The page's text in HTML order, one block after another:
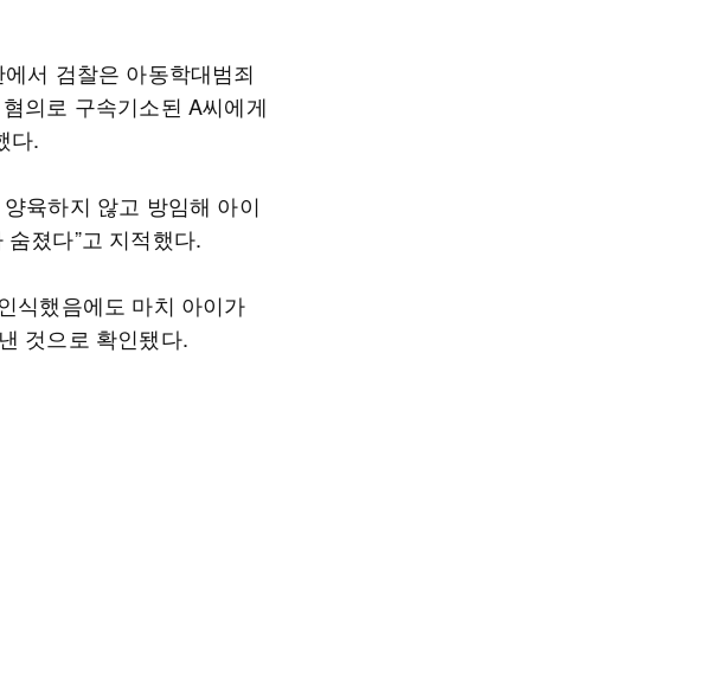
서 검찰은 아동학대범죄
의로 구속기소된 A씨에게
다.
육하지 않고 방임해 아이
졌다”고 지적했다.
식했음에도 마치 아이가
것으로 확인됐다.